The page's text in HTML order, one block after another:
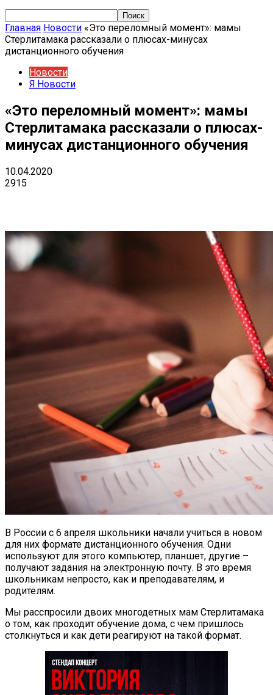
Главная Новости «Это переломный момент»: мамы
Стерлитамака рассказали о плюсах-минусах
дистанционного обучения
Новости
Я.Новости
«Это переломный момент»: мамы
Стерлитамака рассказали о плюсах-
минусах дистанционного обучения
10.04.2020
2915
В России с 6 апреля школьники начали учиться в новом
для них формате дистанционного обучения. Одни
используют для этого компьютер, планшет, другие –
получают задания на электронную почту. В это время
школьникам непросто, как и преподавателям, и
родителям.
Мы расспросили двоих многодетных мам Стерлитамака
о том, как проходит обучение дома, с чем пришлось
столкнуться и как дети реагируют на такой формат.